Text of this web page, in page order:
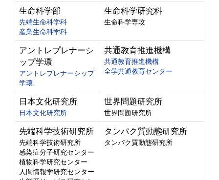
生命科学部
先端生命科学科
産業生命科学科
生命科学研究科
生命科学専攻
アントレプレナーシ
ップ学環
アントレプレナーシップ
学環
共通教育推進機構
共通教育推進機構
全学共通教育センター
日本文化研究所
日本文化研究所
世界問題研究所
世界問題研究所
先端科学技術研究所
先端科学技術研究所
感染症分子研究センター
植物科学研究センター
人間情報学研究センター
タンパク質動態研究所
タンパク質動態研究所